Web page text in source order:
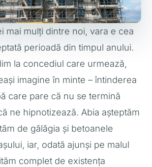
mai mulți dintre noi, vara e cea
perioadă din timpul anului.
la concediul care urmează,
imagine în minte – întinderea
care pare că nu se termină
ne hipnotizează. Abia așteptăm
de gălăgia și betoanele
iar, odată ajunși pe malul
complet de existența